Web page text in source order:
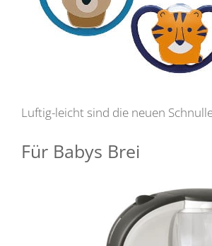
Luftig-leicht sind die neuen
Für Babys Brei